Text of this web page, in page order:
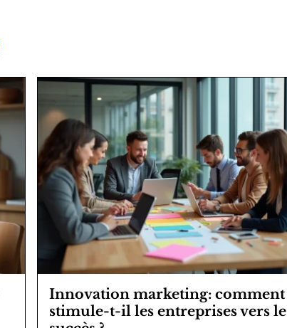
Innovation marketing: comment
stimule-t-il les entreprises vers le